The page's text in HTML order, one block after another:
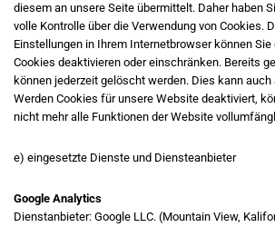
diesem an unsere Seite übermittelt. Daher haben
volle Kontrolle über die Verwendung von Cookies.
Einstellungen in Ihrem Internetbrowser können Sie
Cookies deaktivieren oder einschränken. Bereits
können jederzeit gelöscht werden. Dies kann
Werden Cookies für unsere Website deaktiviert,
nicht mehr alle Funktionen der Website
e) eingesetzte Dienste und Diensteanbieter
Google Analytics
Dienstanbieter: Google LLC. (Mountain View,